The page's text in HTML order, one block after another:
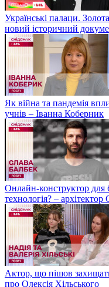
Українські палаци.
новий історичний
Як війна та пандемія
учнів – Іванна Коберник
Онлайн-конструктор для
технологія? –
Актор, що пішов
про Олексія Хільського